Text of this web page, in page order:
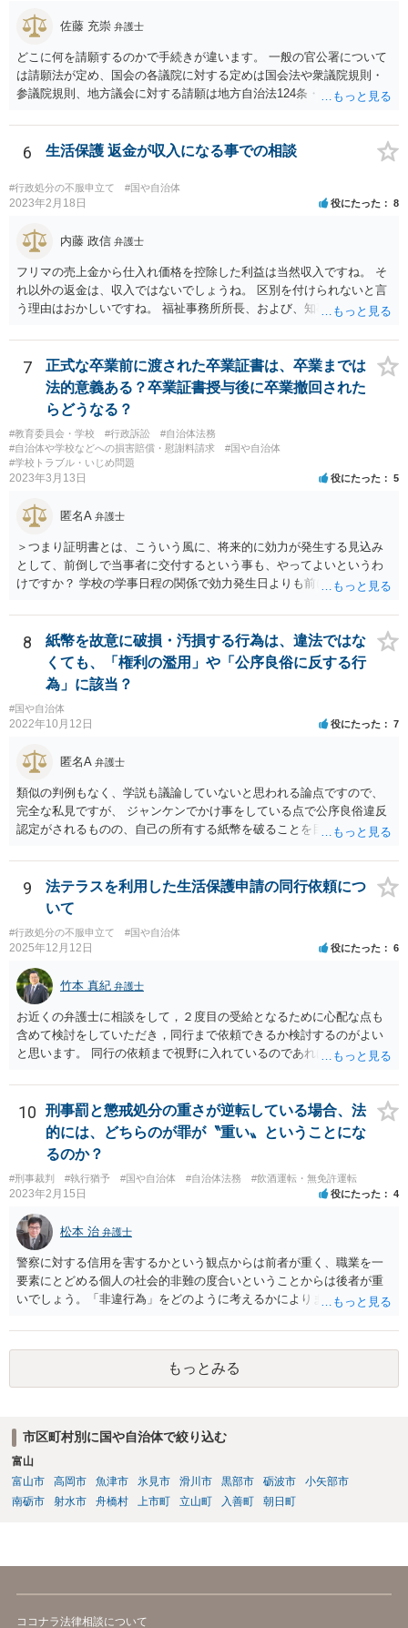
佐藤 充崇 弁護士
どこに何を請願するのかで手続きが違います。 一般の官公署について
は請願法が定め、国会の各議院に対する定めは国会法や衆議院規則・
参議院規則、地方議会に対する請願は地方自治法124条・125条が定め
スムースかと思います。
6 生活保護 返金が収入になる事での相談
#行政処分の不服申立て #国や自治体
2023年2月18日 役にたった 8
内藤 政信 弁護士
フリマの売上金から仕入れ価格を控除した利益は当然収入ですね。 そ
れ以外の返金は、収入ではないでしょうね。 区別を付けられないと言
う理由はおかしいですね。 福祉事務所所長、および、知事、および、
でしょう。
7
正式な卒業前に渡された卒業証書は、卒業までは
法的意義ある？卒業証書授与後に卒業撤回された
らどうなる？
#教育委員会・学校 #行政訴訟
#自治体法務
#自治体や学校などへの損害賠償・慰謝料請求
#国や自治体
#学校トラブル・いじめ問題
2023年3月13日 役にたった 5
匿名A 弁護士
＞つまり証明書とは、こういう風に、将来的に効力が発生する見込み
として、前倒しで当事者に交付するという事も、やってよいというわ
けですか？ 学校の学事日程の関係で効力発生日よりも前に交付したか
でしょう。 両者をそろえるに越したことはないですが、卒業式の日程
自体は各学校によって慣例として定められることが多いですし、学籍
離脱日も、学校によって異なるようですから、そのこと自体に特に問
題はないでしょう。 ＞万一、効力発生日より前に、その効力が無効と
なる出来事が起こったとしたら、その証明書は効力を発生する事な
く、証明書としては無効化されるということですね？ そう考えるのが
自然でしょう。 ただし、卒業証書自体は、通常記載されている内容
が、全課程を修了したという事実について記載されており、卒業式時
点では、そのこと自体は過去の事実として間違いないので、卒業証書
自体の無効かどうかという法的な効力を議論するものではないでしょ
う。 問題は、証書そのものではなく、在学中に何らかの問題を起こし
て学籍を剥奪されたかどうか、ということなので、厳密に言えば卒業
証書自体の議論とは直接関係しないと思います。
8
紙幣を故意に破損・汚損する行為は、違法ではな
くても、「権利の濫用」や「公序良俗に反する行
為」に該当？
#国や自治体
2022年10月12日 役にたった 7
匿名A 弁護士
類似の判例もなく、学説も議論していないと思われる論点ですので、
完全な私見ですが、 ジャンケンでかけ事をしている点で公序良俗違反
認定がされるものの、自己の所有する紙幣を破ることを目的とするこ
9
法テラスを利用した生活保護申請の同行依頼につ
いて
#行政処分の不服申立て #国や自治体
2025年12月12日 役にたった 6
竹本 真紀 弁護士
お近くの弁護士に相談をして，２度目の受給となるために心配な点も
含めて検討をしていただき，同行まで依頼できるか検討するのがよい
と思います。 同行の依頼まで視野に入れているのであれば，お近くの
10
刑事罰と懲戒処分の重さが逆転している場合、法
的には、どちらのが罪が〝重い〟ということにな
るのか？
#刑事裁判 #執行猶予 #国や自治体 #自治体法務 #飲酒運転・無免許運転
2023年2月15日 役にたった 4
松本 治 弁護士
警察に対する信用を害するかという観点からは前者が重く、職業を一
要素にとどめる個人の社会的非難の度合いということからは後者が重
いでしょう。「非違行為」をどのように考えるかによります。
もっとみる
市区町村別に国や自治体で絞り込む
富山
富山市
高岡市 魚津市 氷見市 滑川市 黒部市 砺波市
小矢部市
南砺市
射水市 舟橋村 上市町 立山町 入善町 朝日町
ココナラ法律相談について